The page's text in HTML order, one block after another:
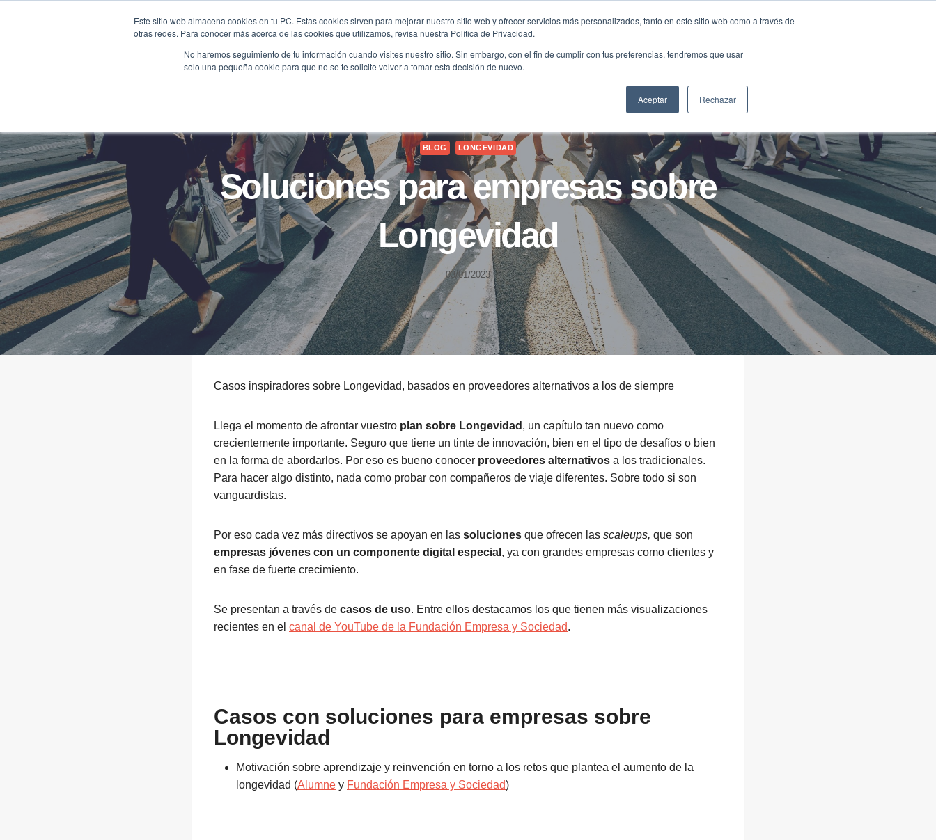
Este sitio web almacena cookies en tu PC. Estas cookies sirven para mejorar nuestro sitio web y ofrecer servicios más personalizados, tanto en este sitio web como a través de
otras redes. Para conocer más acerca de las cookies que utilizamos, revisa nuestra Política de Privacidad.
No haremos seguimiento de tu información cuando visites nuestro sitio. Sin embargo, con el fin de cumplir con tus preferencias, tendremos que usar
solo una pequeña cookie para que no se te solicite volver a tomar esta decisión de nuevo.
Aceptar Rechazar
HOME B2B FILANTROPÍA LONGEVIDAD
BLOG LONGEVIDAD
Soluciones para empresas sobre
Longevidad
03/01/2023
Casos inspiradores sobre Longevidad, basados en proveedores alternativos a los de siempre
Llega el momento de afrontar vuestro plan sobre Longevidad , un capítulo tan nuevo como
crecientemente importante. Seguro que tiene un tinte de innovación, bien en el tipo de desafíos o bien
en la forma de abordarlos. Por eso es bueno conocer proveedores alternativos a los tradicionales.
Para hacer algo distinto, nada como probar con compañeros de viaje diferentes. Sobre todo si son
vanguardistas.
Por eso cada vez más directivos se apoyan en las soluciones que ofrecen las scaleups, que son
empresas jóvenes con un componente digital especial , ya con grandes empresas como clientes y
en fase de fuerte crecimiento.
Se presentan a través de casos de uso. Entre ellos destacamos los que tienen más visualizaciones
recientes en el canal de YouTube de la Fundación Empresa y Sociedad.
Casos con soluciones para empresas sobre
Longevidad
Motivación sobre aprendizaje y reinvención en torno a los retos que plantea el aumento de la
longevidad (Alumne y Fundación Empresa y Sociedad)